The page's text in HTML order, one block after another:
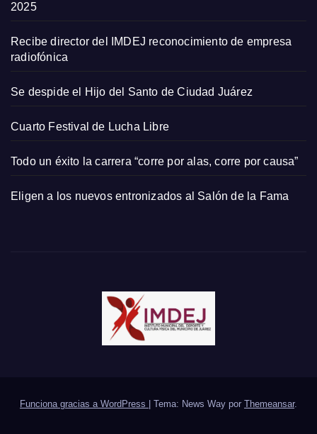
2025
Recibe director del IMDEJ reconocimiento de empresa
radiofónica
Se despide el Hijo del Santo de Ciudad Juárez
Cuarto Festival de Lucha Libre
Todo un éxito la carrera “corre por alas, corre por causa”
Eligen a los nuevos entronizados al Salón de la Fama
Funciona gracias a WordPress Tema: News Way por Themeansar.